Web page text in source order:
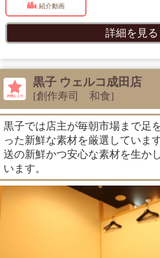
紹介動画
詳細を見る
黒子 ウェルコ成田店
[創作寿司 和食]
黒子では店主が毎朝市場まで足
った新鮮な素材を厳選していま
送の新鮮かつ安心な素材を生か
います。